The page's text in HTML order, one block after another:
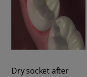
Dry socket after